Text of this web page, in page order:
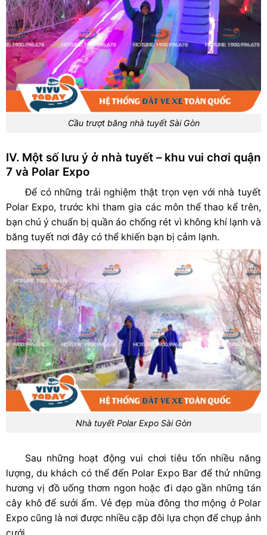
Cầu trượt băng nhà tuyết Sài Gòn
IV. Một số lưu ý ở nhà tuyết – khu vui chơi quận
7 và Polar Expo
Để có những trải nghiệm thật trọn vẹn với nhà tuyết
Polar Expo, trước khi tham gia các môn thể thao kể trên,
bạn chú ý chuẩn bị quần áo chống rét vì không khí lạnh và
băng tuyết nơi đây có thể khiến bạn bị cảm lạnh.
Nhà tuyết Polar Expo Sài Gòn
Sau những hoạt động vui chơi tiêu tốn nhiều năng
lượng, du khách có thể đến Polar Expo Bar để thử những
hương vị đồ uống thơm ngon hoặc đi dạo gần những tán
cây khô để sưởi ấm. Vẻ đẹp mùa đông thơ mộng ở Polar
Expo cũng là nơi được nhiều cặp đôi lựa chọn để chụp ảnh